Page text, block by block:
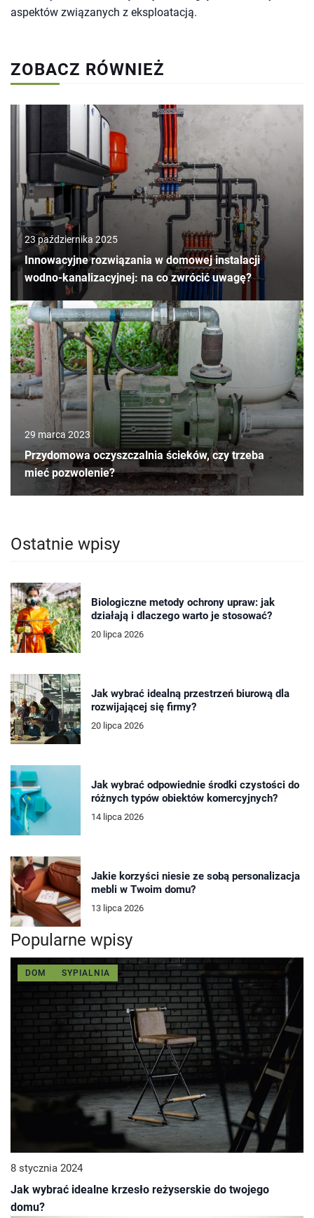
aspektów związanych z eksploatacją.
ZOBACZ RÓWNIEŻ
23 października 2025
Innowacyjne rozwiązania w domowej instalacji
wodno-kanalizacyjnej: na co zwrócić uwagę?
29 marca 2023
Przydomowa oczyszczalnia ścieków, czy trzeba
mieć pozwolenie?
Ostatnie wpisy
Biologiczne metody ochrony upraw: jak
działają i dlaczego warto je stosować?
20 lipca 2026
Jak wybrać idealną przestrzeń biurową dla
rozwijającej się firmy?
20 lipca 2026
Jak wybrać odpowiednie środki czystości do
różnych typów obiektów komercyjnych?
14 lipca 2026
Jakie korzyści niesie ze sobą personalizacja
mebli w Twoim domu?
13 lipca 2026
Popularne wpisy
DOM SYPIALNIA
8 stycznia 2024
Jak wybrać idealne krzesło reżyserskie do twojego
domu?